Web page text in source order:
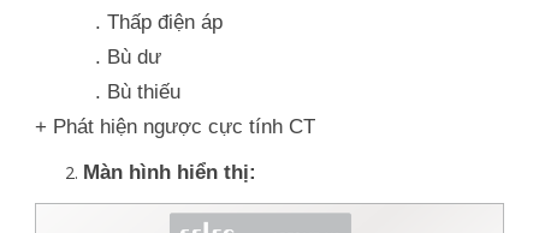
. Thấp điện áp
. Bù dư
. Bù thiếu
+ Phát hiện ngược cực tính CT
Màn hình hiển thị: